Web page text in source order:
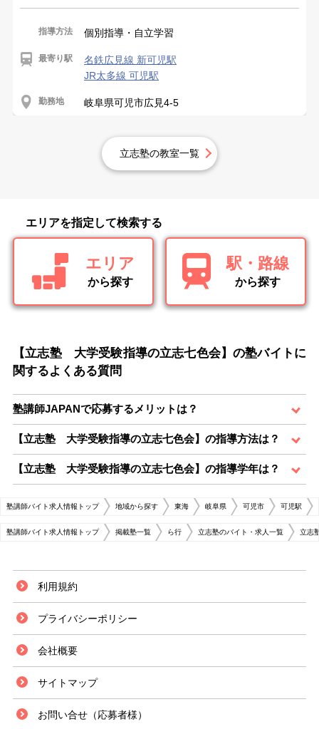
指導方法 個別指導・自立学習
最寄り駅
名鉄広見線 新可児駅
JR太多線 可児駅
勤務地 岐阜県可児市広見4-5
立志塾の教室一覧
エリアを指定して検索する
エリア
から探す
駅・路線
から探す
【立志塾 大学受験指導の立志七色会】の塾バイトに
関するよくある質問
塾講師JAPANで応募するメリットは？
【立志塾 大学受験指導の立志七色会】の指導方法は？
【立志塾 大学受験指導の立志七色会】の指導学年は？
塾講師バイト求人情報トップ 地域から探す 東海 岐阜県 可児市 可児駅
塾講師バイト求人情報トップ 掲載塾一覧 ら行 立志塾のバイト・求人一覧 立志
利用規約
プライバシーポリシー
会社概要
サイトマップ
お問い合せ（応募者様）